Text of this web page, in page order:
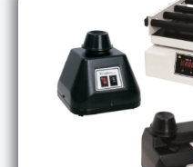
Agitadores